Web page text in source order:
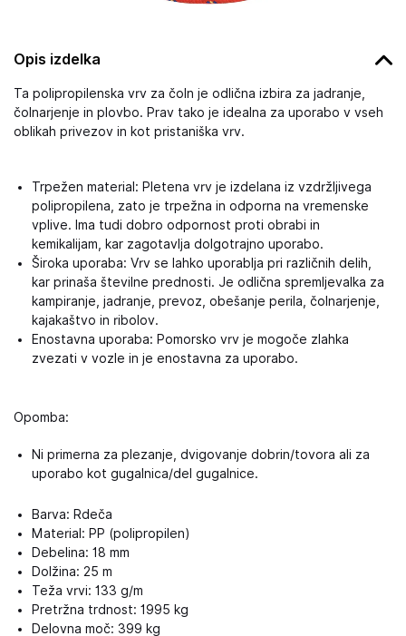
Opis izdelka
Ta polipropilenska vrv za čoln je odlična izbira za jadranje,
čolnarjenje in plovbo. Prav tako je idealna za uporabo v vseh
oblikah privezov in kot pristaniška vrv.
Trpežen material: Pletena vrv je izdelana iz vzdržljivega
polipropilena, zato je trpežna in odporna na vremenske
vplive. Ima tudi dobro odpornost proti obrabi in
kemikalijam, kar zagotavlja dolgotrajno uporabo.
Široka uporaba: Vrv se lahko uporablja pri različnih delih,
kar prinaša številne prednosti. Je odlična spremljevalka za
kampiranje, jadranje, prevoz, obešanje perila, čolnarjenje,
kajakaštvo in ribolov.
Enostavna uporaba: Pomorsko vrv je mogoče zlahka
zvezati v vozle in je enostavna za uporabo.
Opomba:
Ni primerna za plezanje, dvigovanje dobrin/tovora ali za
uporabo kot gugalnica/del gugalnice.
Barva: Rdeča
Material: PP (polipropilen)
Debelina: 18 mm
Dolžina: 25 m
Teža vrvi: 133 g/m
Pretržna trdnost: 1995 kg
Delovna moč: 399 kg